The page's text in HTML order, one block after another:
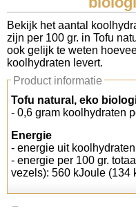
Koolhydraten tellen
Links
Bekijk het aantal
zijn per 100 gr. in Tofu
ook gelijk te weten
koolhydraten levert.
Product informatie
Tofu
- 0,6 gram koolhydraten
Energie
- energie uit
- energie per 100 gr.
vezels): 560 kJoule (134